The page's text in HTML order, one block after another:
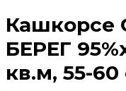
БЕРЕГ
кв.м, 55-